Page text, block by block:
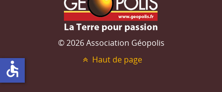
© 2026 Association Géopolis
Haut de page
accessible